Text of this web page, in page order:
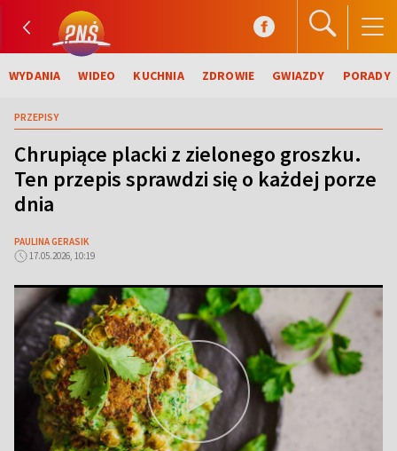
WYDANIA WIDEO KUCHNIA ZDROWIE GWIAZDY PORADY
PRZEPISY
Chrupiące placki z zielonego groszku.
Ten przepis sprawdzi się o każdej porze
dnia
PAULINA GERASIK
17.05.2026, 10:19